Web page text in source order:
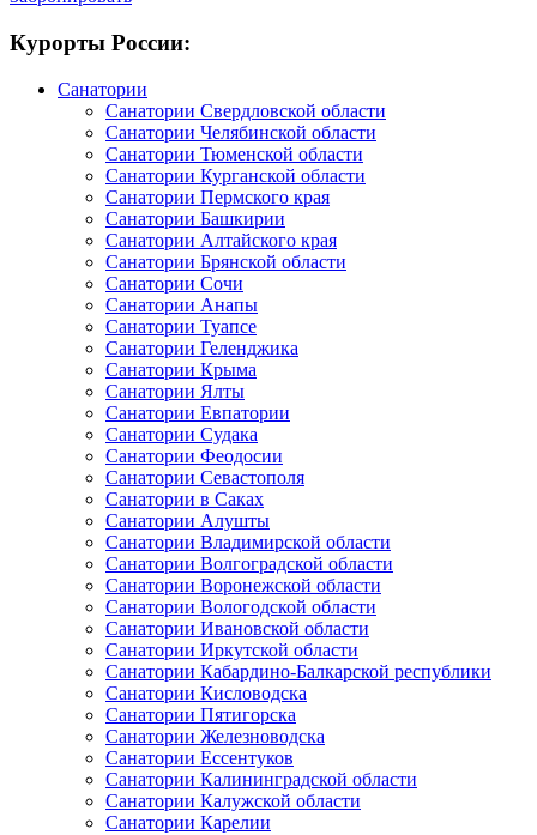
Курорты России:
Санатории
Санатории Свердловской области
Санатории Челябинской области
Санатории Тюменской области
Санатории Курганской области
Санатории Пермского края
Санатории Башкирии
Санатории Алтайского края
Санатории Брянской области
Санатории Сочи
Санатории Анапы
Санатории Туапсе
Санатории Геленджика
Санатории Крыма
Санатории Ялты
Санатории Евпатории
Санатории Судака
Санатории Феодосии
Санатории Севастополя
Санатории в Саках
Санатории Алушты
Санатории Владимирской области
Санатории Волгоградской области
Санатории Воронежской области
Санатории Вологодской области
Санатории Ивановской области
Санатории Иркутской области
Санатории Кабардино-Балкарской республики
Санатории Кисловодска
Санатории Пятигорска
Санатории Железноводска
Санатории Ессентуков
Санатории Калининградской области
Санатории Калужской области
Санатории Карелии